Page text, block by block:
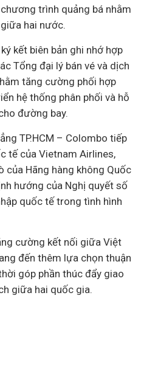
trình quảng bá nhằm
hai nước.
kết biên bản ghi nhớ hợp
Tổng đại lý bán vé và dịch
tăng cường phối hợp
hệ thống phân phối và hỗ
đường bay.
TP.HCM – Colombo tiếp
tế của Vietnam Airlines,
của Hãng hàng không Quốc
hướng của Nghị quyết số
quốc tế trong tình hình
cường kết nối giữa Việt
đến thêm lựa chọn thuận
góp phần thúc đẩy giao
giữa hai quốc gia.